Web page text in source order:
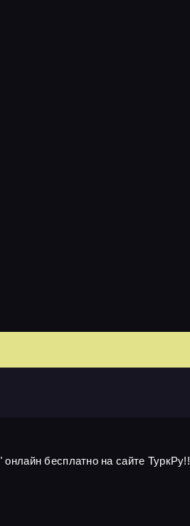
бесплатно на сайте ТуркРу!!